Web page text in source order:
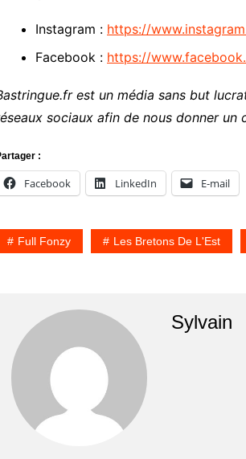
Instagram : https://
Facebook : https://
est un média sans but
sociaux afin de nous donner un
:
Facebook LinkedIn E-mail
Full Fonzy Les Bretons De L'Est
Sylvain